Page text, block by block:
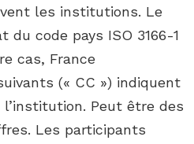
les institutions. Le
code pays ISO 3166-1
cas, France
(« CC ») indiquent
l’institution. Peut être des
Les participants